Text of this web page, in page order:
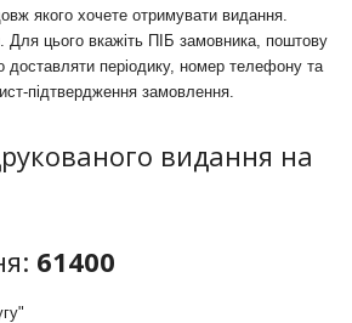
якого хочете отримувати видання.
цього вкажіть ПІБ замовника, поштову
доставляти періодику, номер телефону та
підтвердження замовлення.
видання на
61400